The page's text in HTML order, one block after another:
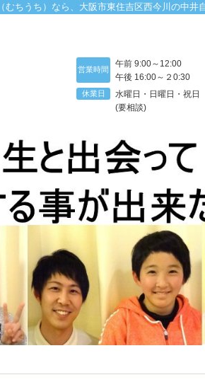
ちうち）なら、大阪市東住吉区西今川の中井
営業時間
午前 9:00～12:00
午後 16:00～２0:30
休業日
水曜日・日曜日・祝日
(要相談)